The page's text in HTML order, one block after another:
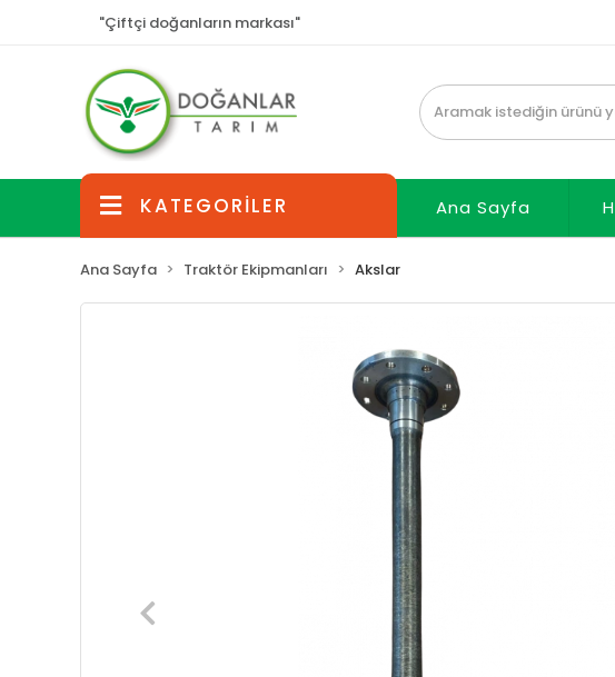
"Çiftçi doğanların markası"
KATEGORİLER Ana Sayfa
Ana Sayfa Traktör Ekipmanları Akslar